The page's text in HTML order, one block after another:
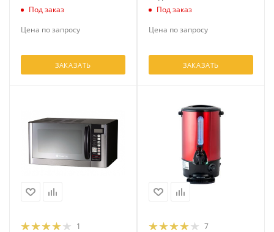
Под заказ
Цена по запросу
ЗАКАЗАТЬ
Под заказ
Цена по запросу
ЗАКАЗАТЬ
1 7